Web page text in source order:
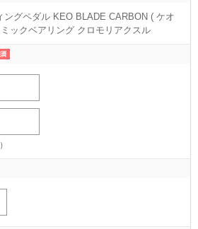
ングペダル KEO BLADE CARBON ( ケオ
ックベアリング クロモリアクスル